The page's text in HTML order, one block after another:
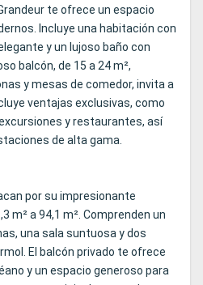
te ofrece un espacio
Incluye una habitación con
y un lujoso baño con
balcón, de 15 a 24 m²,
y mesas de comedor, invita a
ventajas exclusivas, como
y restaurantes, así
de alta gama.
por su impresionante
m² a 94,1 m². Comprenden un
una sala suntuosa y dos
El balcón privado te ofrece
y un espacio generoso para